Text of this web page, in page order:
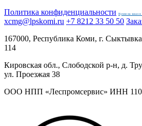
Политика конфиденциальности
Кухни на заказ
xcmg@lpskomi.ru +7 8212 33 50 50
167000, Республика Коми, г.
114
Кировская обл., Слободской р-н, д.
ул. Проезжая 38
ООО НПП «Леспромсервис» ИНН